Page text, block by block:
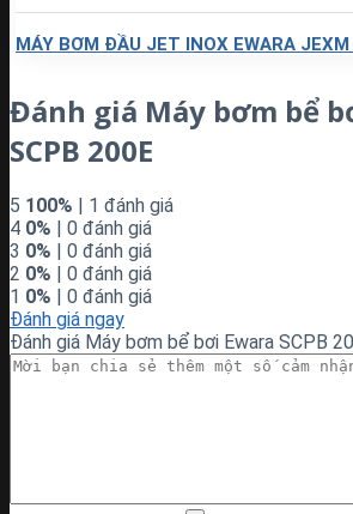
MÁY BƠM ĐẦU JET INOX EWARA
Đánh giá Máy bơm bể
SCPB 200E
5 100% | 1 đánh giá
4 0% | 0 đánh giá
3 0% | 0 đánh giá
2 0% | 0 đánh giá
1 0% | 0 đánh giá
Đánh giá ngay
Đánh giá Máy bơm bể bơi Ewara SCPB